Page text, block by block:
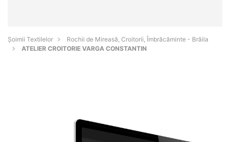
Șoimii Textilelor
Rochii de Mireasă, Croitorii, Îmbrăcăminte - Brăila
ATELIER CROITORIE VARGA CONSTANTIN